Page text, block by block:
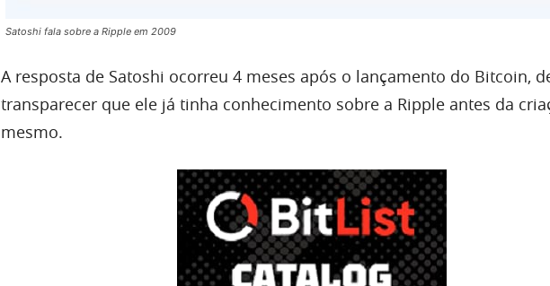
Satoshi fala sobre a Ripple em 2009
A resposta de Satoshi ocorreu 4 meses após o lançamento do Bitcoin,
transparecer que ele já tinha conhecimento sobre a Ripple antes da
mesmo.